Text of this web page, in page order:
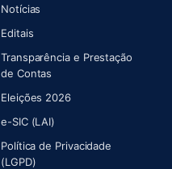
Notícias
Editais
Transparência e Prestação
de Contas
Eleições 2026
e-SIC (LAI)
Política de Privacidade
(LGPD)